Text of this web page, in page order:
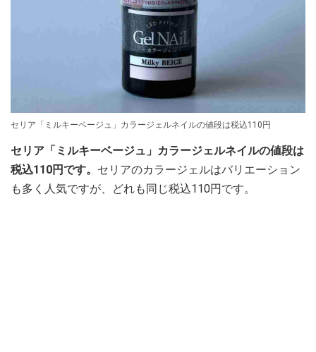
セリア「ミルキーベージュ」カラージェルネイルの値段は税込110円
セリア「ミルキーベージュ」カラージェルネイルの値段は
税込110円です。 セリアのカラージェルはバリエーション
も多く人気ですが、どれも同じ税込110円です。